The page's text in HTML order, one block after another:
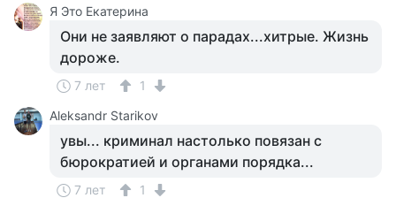
Я Это Екатерина
Они не заявляют о парадах...хитрые. Жизнь
дороже.
7 лет
1
Aleksandr Starikov
увы... криминал настолько повязан с
бюрократией и органами порядка...
7 лет 1